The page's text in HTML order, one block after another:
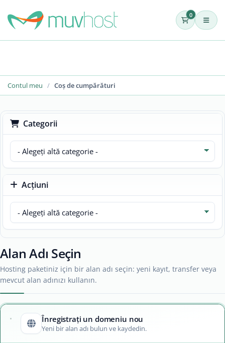
0
Contul meu Coș de cumpărături
Categorii
Acțiuni
Alan Adı Seçin
Hosting paketiniz için bir alan adı seçin: yeni kayıt, transfer veya
mevcut alan adınızı kullanın.
Înregistrați un domeniu nou
Yeni bir alan adı bulun ve kaydedin.